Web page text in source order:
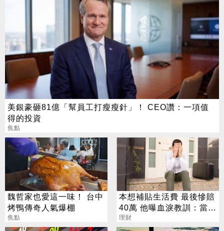
美銀豪砸81億「幫員工打瘦瘦針」！ CEO讚：一項值
得的投資
焦點
魏哲家也愛這一味！ 台中
烤鴨傳奇人氣爆棚
焦點
本想補貼生活費 最後慘賠
40萬 他曝血淚教訓：當沖
是毒藥
理財